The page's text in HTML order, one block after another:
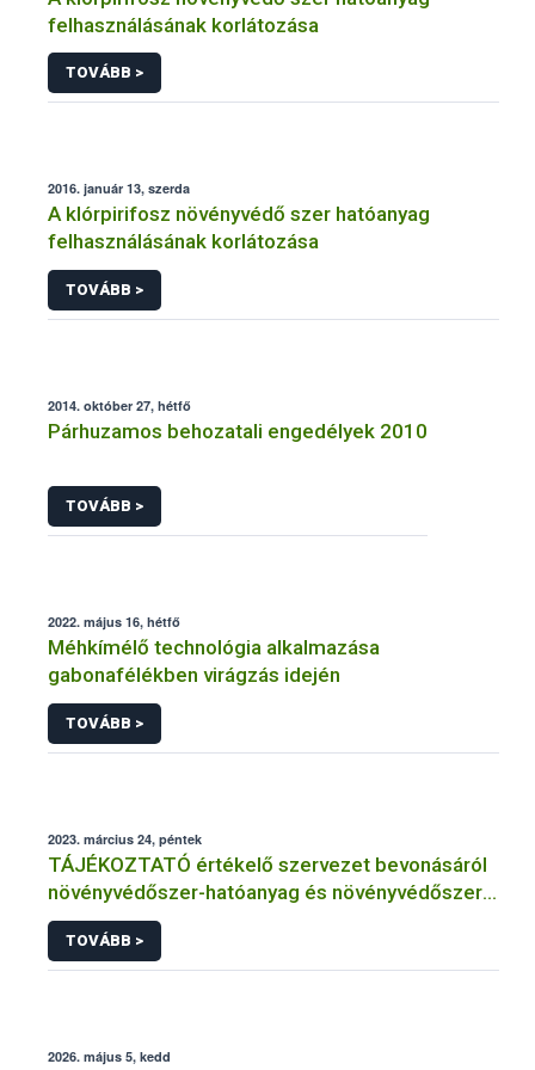
felhasználásának korlátozása
TOVÁBB >
2016. január 13, szerda
A klórpirifosz növényvédő szer hatóanyag
felhasználásának korlátozása
TOVÁBB >
2014. október 27, hétfő
Párhuzamos behozatali engedélyek 2010
TOVÁBB >
2022. május 16, hétfő
Méhkímélő technológia alkalmazása
gabonafélékben virágzás idején
TOVÁBB >
2023. március 24, péntek
TÁJÉKOZTATÓ értékelő szervezet bevonásáról
növényvédőszer-hatóanyag és növényvédőszer
engedélyezésére, továbbá a meglévő engedély
meghosszabbítására vagy módosítására irányuló
eljárásba
TOVÁBB >
2026. május 5, kedd